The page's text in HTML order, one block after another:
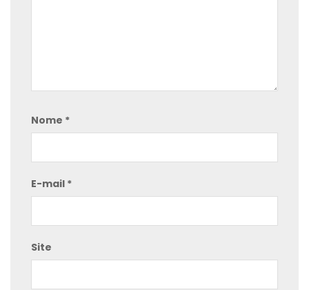
Nome *
E-mail *
Site